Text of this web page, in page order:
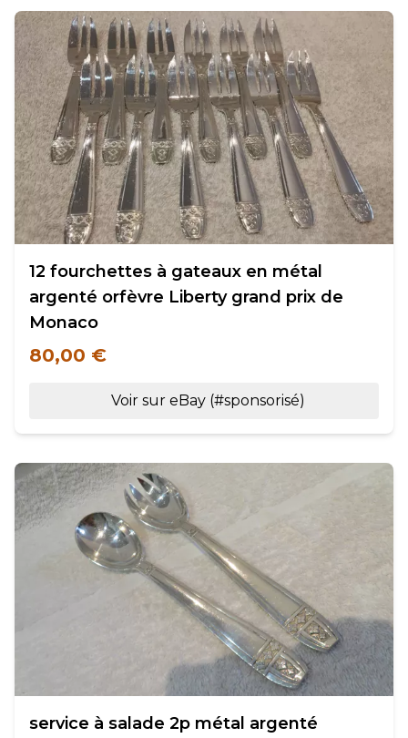
12 fourchettes à gateaux en métal
argenté orfèvre Liberty grand prix de
Monaco
80,00 €
Voir sur eBay (#sponsorisé)
service à salade 2p métal argenté